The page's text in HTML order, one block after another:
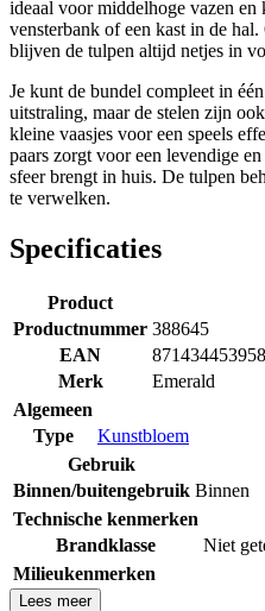
ideaal voor middelhoge vazen en
vensterbank of een kast in de
blijven de tulpen altijd netjes in
Je kunt de bundel compleet in
uitstraling, maar de stelen zijn
kleine vaasjes voor een speels
paars zorgt voor een levendige
sfeer brengt in huis. De tulpen
te verwelken.
Specificaties
Product
Productnummer 388645
EAN
Merk
Emerald
Algemeen
Type
Kunstbloem
Gebruik
Binnen/buitengebruik Binnen
Technische kenmerken
Brandklasse
Niet
Milieukenmerken
Lees meer